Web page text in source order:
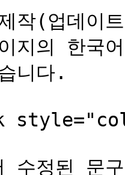
작(업데이
지의 한국
니다.
수정된 문